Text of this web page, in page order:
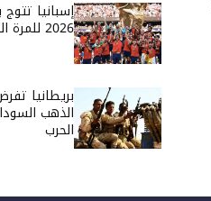
إسبانيا
2026 للمرة الثانية في تاريخها
بريطانيا
الذهب
الحرب